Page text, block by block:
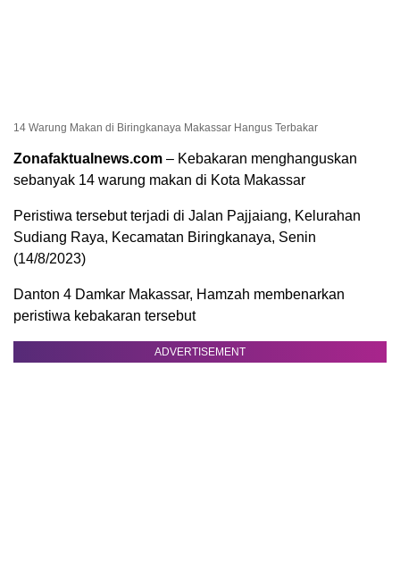
14 Warung Makan di Biringkanaya Makassar Hangus Terbakar
Zonafaktualnews.com – Kebakaran menghanguskan
sebanyak 14 warung makan di Kota Makassar
Peristiwa tersebut terjadi di Jalan Pajjaiang, Kelurahan
Sudiang Raya, Kecamatan Biringkanaya, Senin
(14/8/2023)
Danton 4 Damkar Makassar, Hamzah membenarkan
peristiwa kebakaran tersebut
ADVERTISEMENT